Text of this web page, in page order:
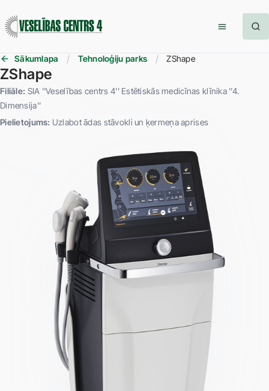
Sākumlapa Tehnoloģiju parks ZShape
ZShape
Filiāle: SIA ''Veselības centrs 4'' Estētiskās medicīnas klīnika ''4.
Dimensija''
Pielietojums: Uzlabot ādas stāvokli un ķermeņa aprises